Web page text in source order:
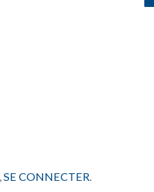
SE CONNECTER